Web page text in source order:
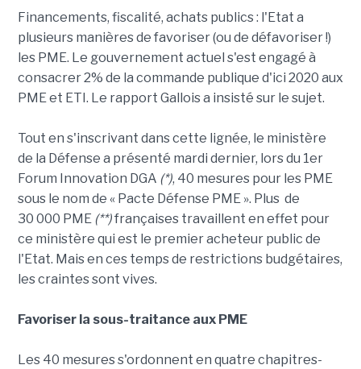
Financements, fiscalité, achats publics : l'Etat a
plusieurs manières de favoriser (ou de défavoriser !)
les PME. Le gouvernement actuel s'est engagé à
consacrer 2% de la commande publique d'ici 2020 aux
PME et ETI. Le rapport Gallois a insisté sur le sujet.
Tout en s'inscrivant dans cette lignée, le ministère
de la Défense a présenté mardi dernier, lors du 1er
Forum Innovation DGA (*), 40 mesures pour les PME
sous le nom de « Pacte Défense PME ». Plus de
30 000 PME(**)françaises travaillent en effet pour
ce ministère qui est le premier acheteur public de
l'Etat. Mais en ces temps de restrictions budgétaires,
les craintes sont vives.
Favoriser la sous-traitance aux PME
Les 40 mesures s'ordonnent en quatre chapitres-